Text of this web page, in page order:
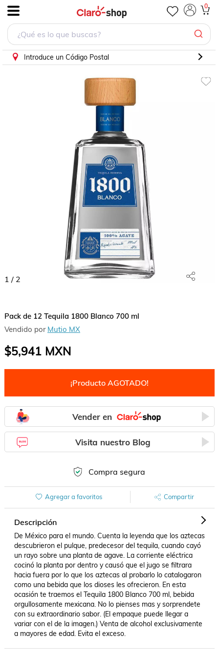
0
Introduce un Código Postal
1 / 2
Pack de 12 Tequila 1800 Blanco 700 ml
Vendido por Mutio MX
$5,941MXN
¡Producto AGOTADO!
Vender en
Visita nuestro Blog
Compra segura
Agregar a favoritos Compartir
Descripción
De México para el mundo. Cuenta la leyenda que los aztecas
descubrieron el pulque, predecesor del tequila, cuando cayó
un rayo sobre una planta de agave. La corriente eléctrica
cocinó la planta por dentro y causó que el jugo se filtrara
hacia fuera por lo que los aztecas al probarlo lo catalogaron
como una bebida que los dioses les ofrecieron. En esta
ocasión te traemos el Tequila 1800 Blanco 700 ml, bebida
orgullosamente mexicana. No lo pienses mas y sorprendete
con su extraordinario sabor. (El empaque puede llegar a
variar con el de la imagen.) Venta de alcohol exclusivamente
a mayores de edad. Evita el exceso.